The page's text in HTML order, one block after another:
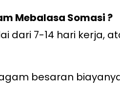
Mebalasa Somasi ?
dari 7-14 hari kerja,
besaran